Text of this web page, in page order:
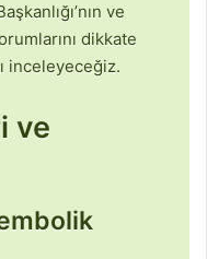
ve
dikkate
inceleyeceğiz.
ve